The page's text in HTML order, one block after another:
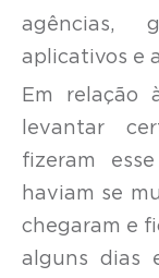
agências,
aplicativos e
Em relação
levantar
fizeram
haviam se
chegaram e
alguns dias